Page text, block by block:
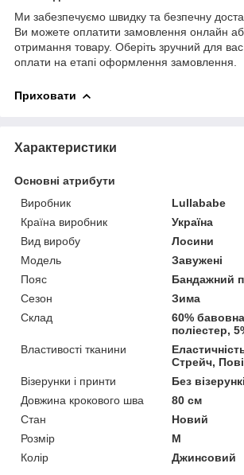
Ми забезпечуємо швидку та безпечну
Ви можете оплатити замовлення онлайн
отримання товару. Оберіть зручний для
оплати на етапі оформлення замовлення.
Приховати
Характеристики
Основні атрибути
Виробник
Lullababe
Країна виробник
Україна
Вид виробу
Лосини
Модель
Завужені
Пояс
Бандажний
Сезон
Зима
Склад
60%
поліестер,
Властивості тканини
Стрейч,
Візерунки і принти
Без
Довжина крокового шва
80 см
Стан
Новий
Розмір
M
Колір
Джинсовий